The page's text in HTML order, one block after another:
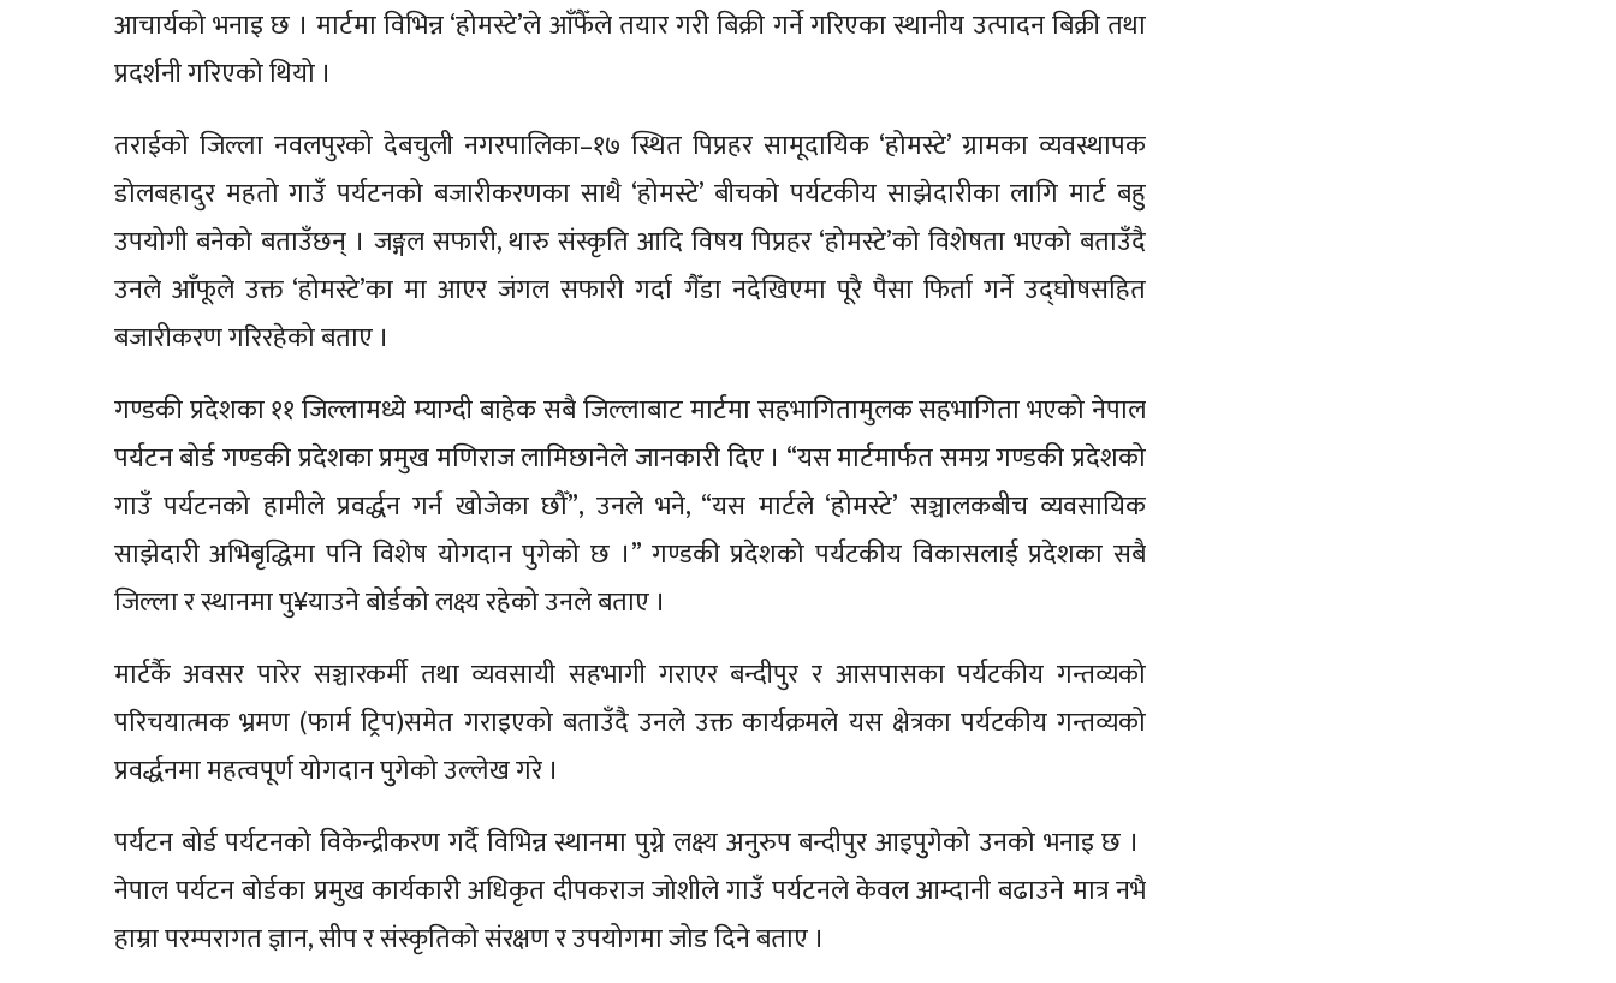
आचार्यको भनाइ छ । मार्टमा विभिन्न ‘होमस्टे’ले आँफैँले तयार गरी बिक्री गर्ने गरिएका स्थानीय उत्पादन बिक्री तथा
प्रदर्शनी गरिएको थियो ।
तराईको जिल्ला नवलपुरको देबचुली नगरपालिका–१७ स्थित पिप्रहर सामूदायिक ‘होमस्टे’ ग्रामका व्यवस्थापक
डोलबहादुर महतो गाउँ पर्यटनको बजारीकरणका साथै ‘होमस्टे’ बीचको पर्यटकीय साझेदारीका लागि मार्ट बहुु
उपयोगी बनेको बताउँछन् । जङ्गल सफारी, थारु संस्कृति आदि विषय पिप्रहर ‘होमस्टे’को विशेषता भएको बताउँदै
उनले आँफूले उक्त ‘होमस्टे’का मा आएर जंगल सफारी गर्दा गैँडा नदेखिएमा पूरै पैसा फिर्ता गर्ने उद्घोषसहित
बजारीकरण गरिरहेको बताए ।
गण्डकी प्रदेशका ११ जिल्लामध्ये म्याग्दी बाहेक सबै जिल्लाबाट मार्टमा सहभागितामुलक सहभागिता भएको नेपाल
पर्यटन बोर्ड गण्डकी प्रदेशका प्रमुख मणिराज लामिछानेले जानकारी दिए । “यस मार्टमार्फत समग्र गण्डकी प्रदेशको
गाउँ पर्यटनको हामीले प्रवर्द्धन गर्न खोजेका छौँ”, उनले भने, “यस मार्टले ‘होमस्टे’ सञ्चालकबीच व्यवसायिक
साझेदारी अभिबृद्धिमा पनि विशेष योगदान पुगेको छ ।” गण्डकी प्रदेशको पर्यटकीय विकासलाई प्रदेशका सबै
जिल्ला र स्थानमा पु¥याउने बोर्डको लक्ष्य रहेको उनले बताए ।
मार्टर्कै अवसर पारेर सञ्चारकर्मी तथा व्यवसायी सहभागी गराएर बन्दीपुर र आसपासका पर्यटकीय गन्तव्यको
परिचयात्मक भ्रमण (फार्म ट्रिप)समेत गराइएको बताउँदै उनले उक्त कार्यक्रमले यस क्षेत्रका पर्यटकीय गन्तव्यको
प्रवर्द्धनमा महत्वपूर्ण योगदान पुुगेको उल्लेख गरे ।
पर्यटन बोर्ड पर्यटनको विकेन्द्रीकरण गर्दै विभिन्न स्थानमा पुग्ने लक्ष्य अनुरुप बन्दीपुर आइपुुगेको उनको भनाइ छ ।
नेपाल पर्यटन बोर्डका प्रमुख कार्यकारी अधिकृत दीपकराज जोशीले गाउँ पर्यटनले केवल आम्दानी बढाउने मात्र नभै
हाम्रा परम्परागत ज्ञान, सीप र संस्कृतिको संरक्षण र उपयोगमा जोड दिने बताए ।